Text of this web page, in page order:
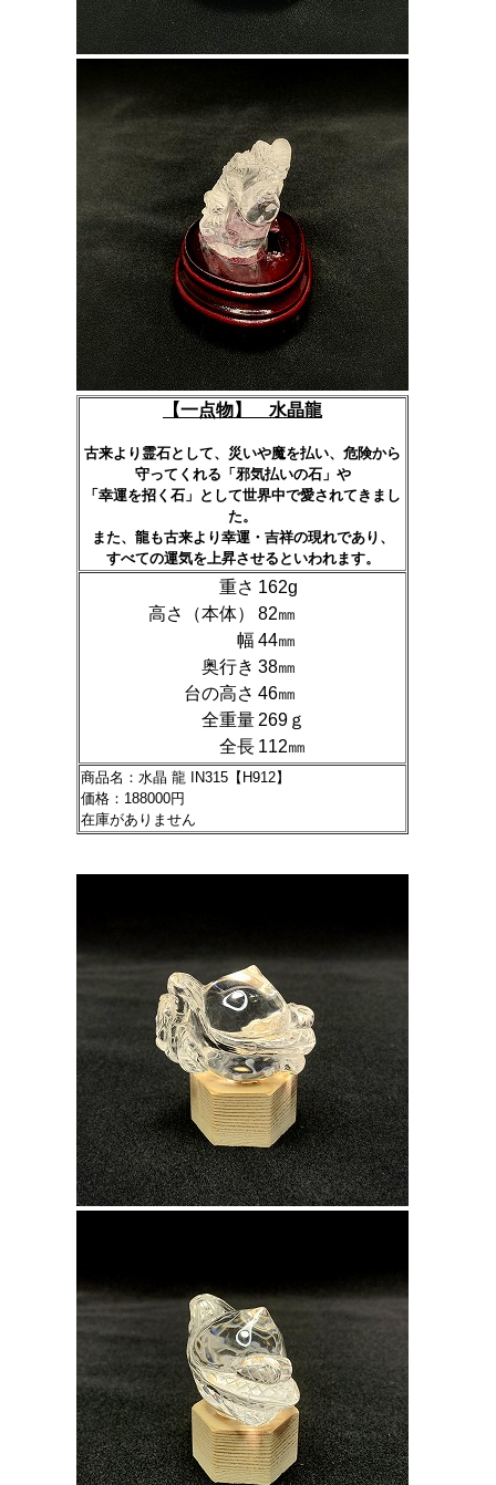
【一点物】 水晶龍
古来より霊石として、災いや魔を払い、危険から
守ってくれる「邪気払いの石」や
「幸運を招く石」として世界中で愛されてきまし
た。
また、龍も古来より幸運・吉祥の現れであり、
すべての運気を上昇させるといわれます。
重さ 162g
高さ（本体）
82㎜
幅 44㎜
奥行き 38㎜
台の高さ 46㎜
全重量 269ｇ
全長 112㎜
商品名：水晶 龍 IN315【H912】
価格：188000円
在庫がありません